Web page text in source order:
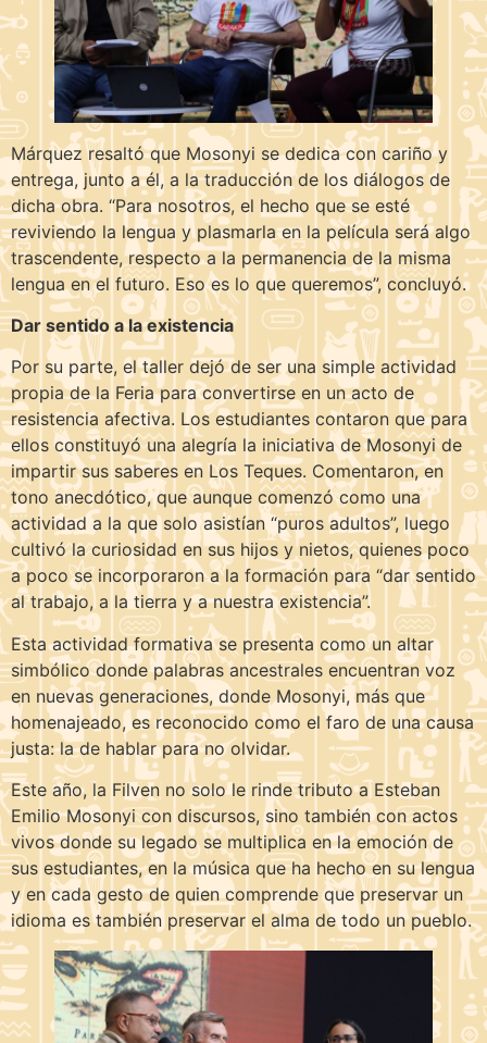
Márquez resaltó que Mosonyi se dedica con cariño y
entrega, junto a él, a la traducción de los diálogos de
dicha obra. “Para nosotros, el hecho que se esté
reviviendo la lengua y plasmarla en la película será algo
trascendente, respecto a la permanencia de la misma
lengua en el futuro. Eso es lo que queremos”, concluyó.
Dar sentido a la existencia
Por su parte, el taller dejó de ser una simple actividad
propia de la Feria para convertirse en un acto de
resistencia afectiva. Los estudiantes contaron que para
ellos constituyó una alegría la iniciativa de Mosonyi de
impartir sus saberes en Los Teques. Comentaron, en
tono anecdótico, que aunque comenzó como una
actividad a la que solo asistían “puros adultos”, luego
cultivó la curiosidad en sus hijos y nietos, quienes poco
a poco se incorporaron a la formación para “dar sentido
al trabajo, a la tierra y a nuestra existencia”.
Esta actividad formativa se presenta como un altar
simbólico donde palabras ancestrales encuentran voz
en nuevas generaciones, donde Mosonyi, más que
homenajeado, es reconocido como el faro de una causa
justa: la de hablar para no olvidar.
Este año, la Filven no solo le rinde tributo a Esteban
Emilio Mosonyi con discursos, sino también con actos
vivos donde su legado se multiplica en la emoción de
sus estudiantes, en la música que ha hecho en su lengua
y en cada gesto de quien comprende que preservar un
idioma es también preservar el alma de todo un pueblo.